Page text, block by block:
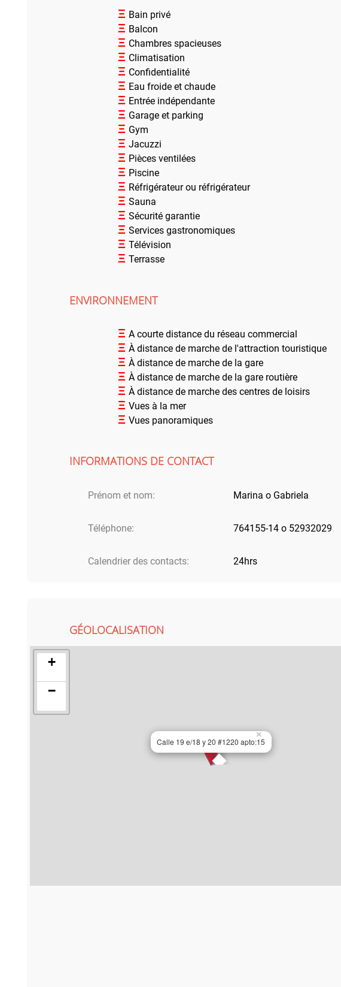
Ξ Bain privé
Ξ Balcon
Ξ Chambres spacieuses
Ξ Climatisation
Ξ Confidentialité
Ξ Eau froide et chaude
Ξ Entrée indépendante
Ξ Garage et parking
Ξ Gym
Ξ Jacuzzi
Ξ Pièces ventilées
Ξ Piscine
Ξ Réfrigérateur ou réfrigérateur
Ξ Sauna
Ξ Sécurité garantie
Ξ Services gastronomiques
Ξ Télévision
Ξ Terrasse
ENVIRONNEMENT
Ξ A courte distance du réseau commercial
Ξ À distance de marche de l'attraction touristique
Ξ À distance de marche de la gare
Ξ À distance de marche de la gare routière
Ξ À distance de marche des centres de loisirs
Ξ Vues à la mer
Ξ Vues panoramiques
INFORMATIONS DE CONTACT
Prénom et nom: Marina o Gabriela
Téléphone: 764155-14 o 52932029
Calendrier des contacts: 24hrs
GÉOLOCALISATION
Calle 19 e/18 y 20 #1220 apto:15
×
+
−